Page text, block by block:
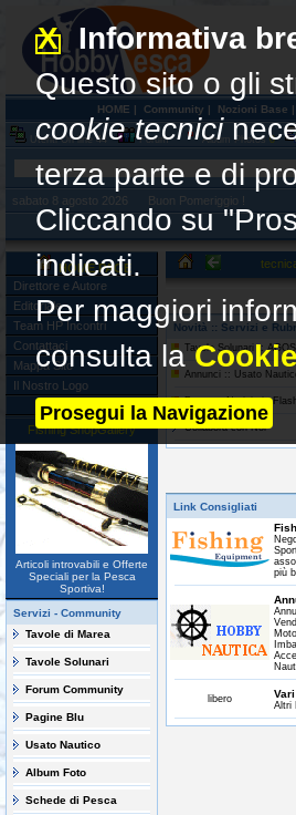
HOME | Community | Nozioni Base |
Utenti On line44 Forum Album Photos 0
sabato 8 agosto 2026 Buon Pomeriggio !
HOME PAGE
Direttore e Autore
Editoriale
Team HP Incontri
Contattaci
Mappa Sito
Il Nostro Logo
Fishing ShopGallery
Articoli introvabili e Offerte
Speciali per la Pesca
Sportiva!
Servizi - Community
Tavole di Marea
Tavole Solunari
Forum Community
Pagine Blu
Usato Nautico
Album Foto
Schede di Pesca
Novità :: Servizi e
Tavole Solunari ::
Annunci :: Usato
Pesca :: Notiziario Flash
Collabora con Noi
Link Consigliati
più
libero Vari
Altri
X
Informativa
Questo sito o gli
cookie tecnici
terza parte e di
Cliccando su
indicati.
Per maggiori
consulta la
Prosegui la Navigazione